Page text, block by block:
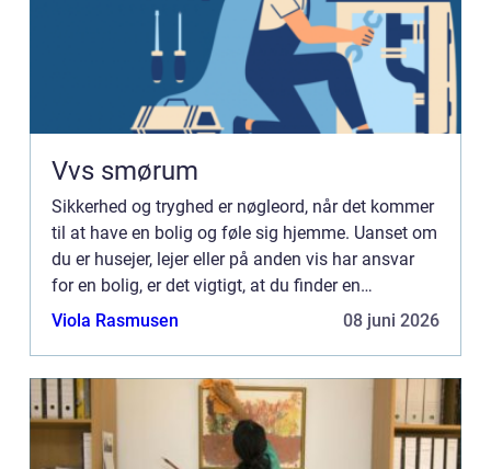
Vvs smørum
Sikkerhed og tryghed er nøgleord, når det kommer
til at have en bolig og føle sig hjemme. Uanset om
du er husejer, lejer eller på anden vis har ansvar
for en bolig, er det vigtigt, at du finder en
kompetent og tillidsvækkende låsesmed, der kan
Viola Rasmusen 08 juni 2026